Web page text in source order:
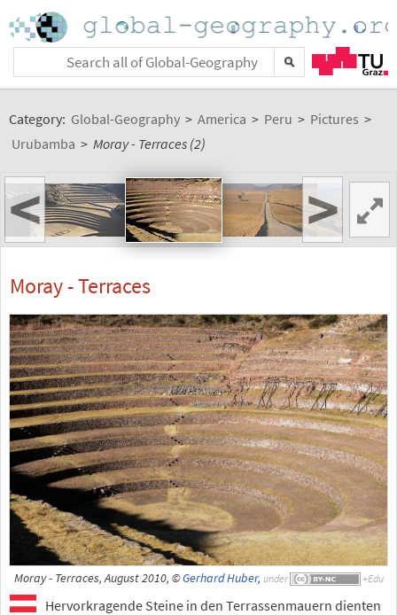
Category: Global-Geography > America > Peru > Pictures >
Urubamba > Moray - Terraces (2)
< >
Moray - Terraces
Moray - Terraces, August 2010, ©Gerhard Huber, under
Hervorkragende Steine in den Terrassenmauern dienten